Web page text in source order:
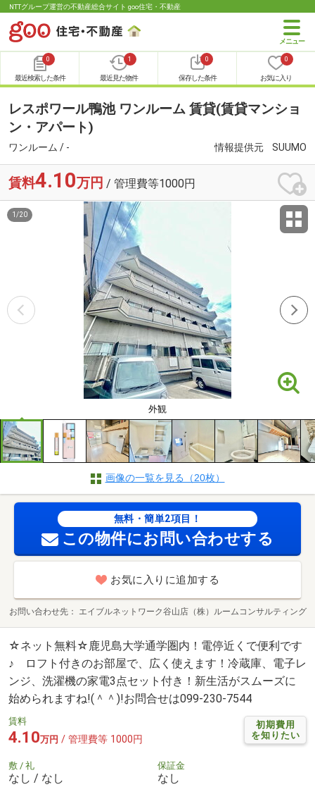
NTTグループ運営の不動産総合サイト goo住宅・不動産
0
最近検索した条件
1
最近見た物件
0
保存した条件
0
お気に入り
レスポワール鴨池 ワンルーム 賃貸(賃貸マンショ
ン・アパート)
ワンルーム / - 情報提供元 SUUMO
賃料4.10万円 / 管理費等1000円
外観
1 /20
画像の一覧を見る（20枚）
無料・簡単2項目！
この物件にお問い合わせする
お気に入りに追加する
お問い合わせ先 エイブルネットワーク谷山店（株）ルームコンサルティング
☆ネット無料☆鹿児島大学通学圏内！電停近くで便利です
♪ ロフト付きのお部屋で、広く使えます！冷蔵庫、電子レ
ンジ、洗濯機の家電3点セット付き！新生活がスムーズに
始められますね!(＾＾)!お問合せは099-230-7544
初期費用
を知りたい
賃料
4.10万円 / 管理費等 1000円
敷 / 礼
なし / なし
保証金
なし